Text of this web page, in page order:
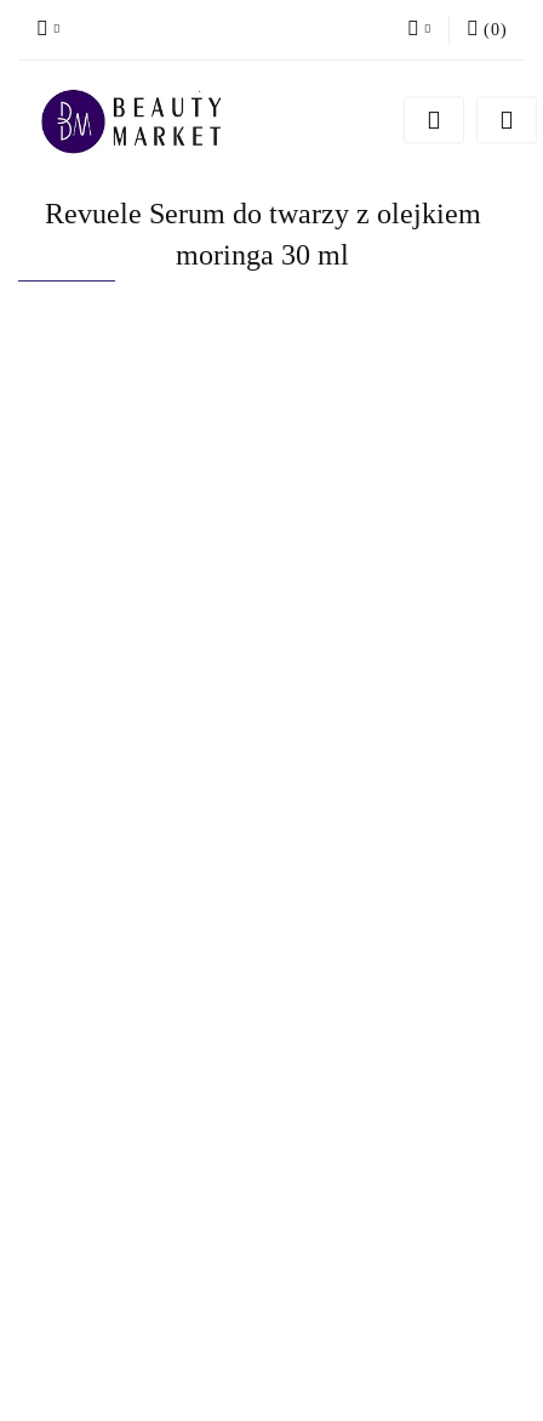
Zarejestruj się
(0)
Revuele Serum do twarzy z olejkiem
moringa 30 ml